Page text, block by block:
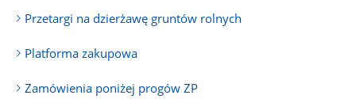
Przetargi na dzierżawę gruntów rolnych
Platforma zakupowa
Zamówienia poniżej progów ZP